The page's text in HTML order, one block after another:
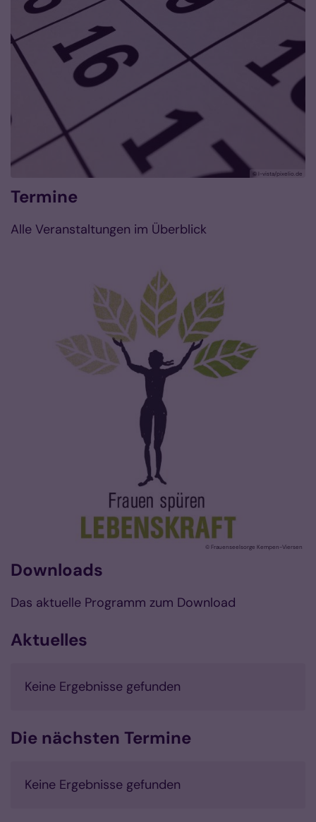
© I-vista/pixelio.de
Termine
Alle Veranstaltungen im Überblick
© Frauenseelsorge Kempen-Viersen
Downloads
Das aktuelle Programm zum Download
Aktuelles
Keine Ergebnisse gefunden
Die nächsten Termine
Keine Ergebnisse gefunden